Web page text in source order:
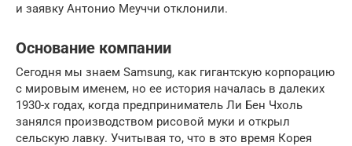
и заявку Антонио Меуччи отклонили.
Основание компании
Сегодня мы знаем Samsung, как гигантскую корпорацию
с мировым именем, но ее история началась в далеких
1930-х годах, когда предприниматель Ли Бен Чхоль
занялся производством рисовой муки и открыл
сельскую лавку. Учитывая то, что в это время Корея